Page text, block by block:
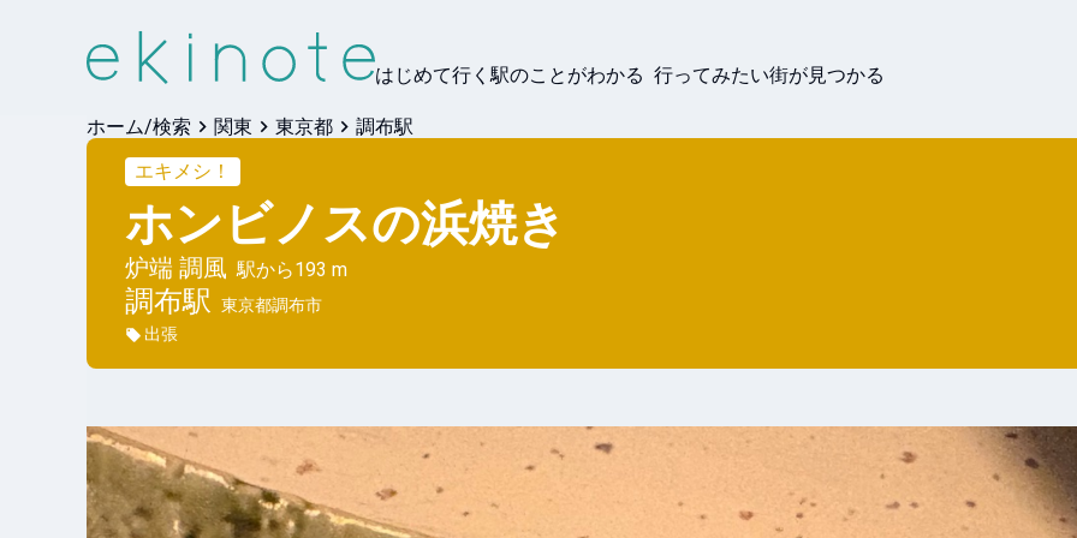
はじめて行く駅のことがわかる 行ってみたい街が見つかる
ホーム/検索 関東 東京都
調布駅
エキメシ！
ホンビノスの浜焼き
炉端 調風 駅から193 m
調布駅 東京都調布市
出張